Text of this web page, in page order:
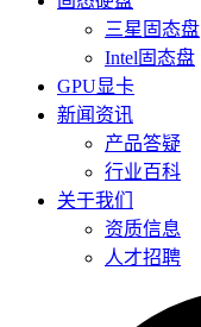
三星固态盘
Intel固态盘
GPU显卡
新闻资讯
产品答疑
行业百科
关于我们
资质信息
人才招聘